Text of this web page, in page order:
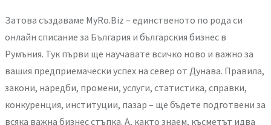
Затова създаваме MyRo.Biz – единственото по рода си
онлайн списание за България и българския бизнес в
Румъния. Тук първи ще научавате всичко ново и важно за
вашия предприемачески успех на север от Дунава. Правила,
закони, наредби, промени, услуги, статистика, справки,
конкуренция, институции, пазар – ще бъдете подготвени за
всяка важна бизнес стъпка. А, както знаем, късметът идва